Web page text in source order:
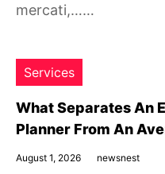
mercati,……
Services
What Separates An
Planner From An
August 1, 2026 newsnest